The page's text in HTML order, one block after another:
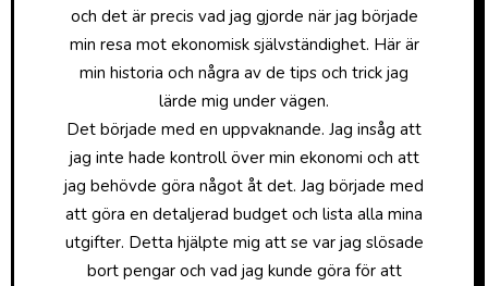
och det är precis vad jag gjorde när jag började
min resa mot ekonomisk självständighet. Här är
min historia och några av de tips och trick jag
lärde mig under vägen.
Det började med en uppvaknande. Jag insåg att
jag inte hade kontroll över min ekonomi och att
jag behövde göra något åt det. Jag började med
att göra en detaljerad budget och lista alla mina
utgifter. Detta hjälpte mig att se var jag slösade
bort pengar och vad jag kunde göra för att